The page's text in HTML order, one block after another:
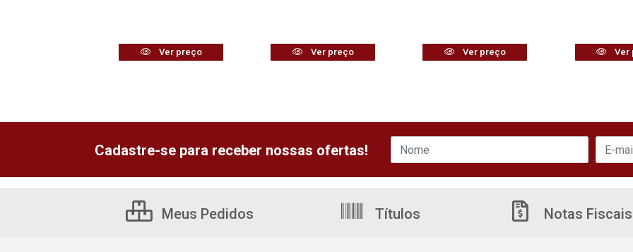
Ver preço Ver preço Ver preço Ver
Cadastre-se para receber nossas ofertas!
Meus Pedidos Títulos Notas Fiscais